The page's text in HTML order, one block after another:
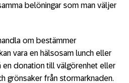
belöningar som man väljer
om bestämmer
vara en hälsosam lunch eller
donation till välgörenhet eller
grönsaker från stormarknaden.